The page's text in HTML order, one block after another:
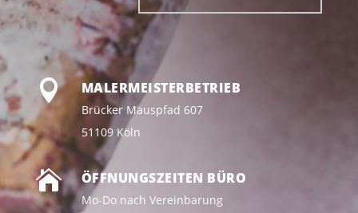
 MALERMEISTERBETRIEB
Brücker Mauspfad 607
51109 Köln
 ÖFFNUNGSZEITEN BÜRO
Mo-Do nach Vereinbarung